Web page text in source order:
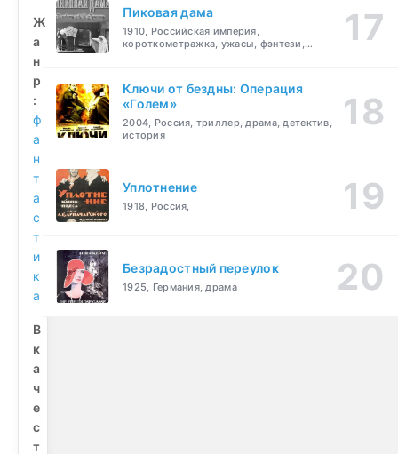
Ж
а
н
р
:
ф
а
н
т
а
с
т
и
к
а
В
к
а
ч
е
с
т
Пиковая дама
1910, Российская империя,
короткометражка, ужасы, фэнтези,
Ключи от бездны: Операция
«Голем»
2004, Россия, триллер, драма, детектив,
история
Уплотнение
1918, Россия,
Безрадостный переулок
1925, Германия, драма